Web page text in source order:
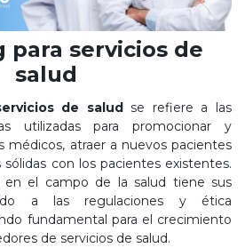
para servicios de
salud
de saludse refiere a las
utilizadas para promocionar y
médicos, atraer a nuevos pacientes
con los pacientes existentes.
el campo de la salud tiene sus
a las regulaciones y ética
fundamental para el crecimiento
de servicios de salud.